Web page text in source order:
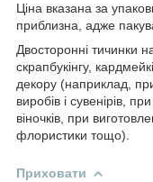
Ціна вказана за
приблизна, адже
Двосторонні тичинки
скрапбукінгу,
декору (наприклад,
виробів і сувенірів,
віночків, при
флористики тощо).
Приховати